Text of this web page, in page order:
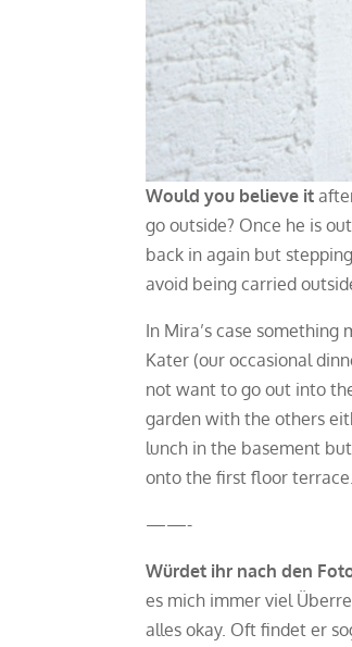
Would you believe it
go outside? Once he is
back in again but
avoid being carried
In Mira’s case
Kater (our occasional
not want to go out into
garden with the others
lunch in the basement
onto the first floor terrace.
——-
Würdet ihr nach den
es mich immer viel
alles okay. Oft findet er